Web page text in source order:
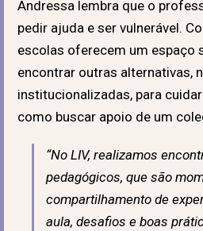
Andressa lembra que o
pedir ajuda e ser vulnerável.
escolas oferecem um espaço
encontrar outras alternativas,
institucionalizadas, para
como buscar apoio de um
“No LIV, realizamos
pedagógicos, que são
compartilhamento de
aula, desafios e boas